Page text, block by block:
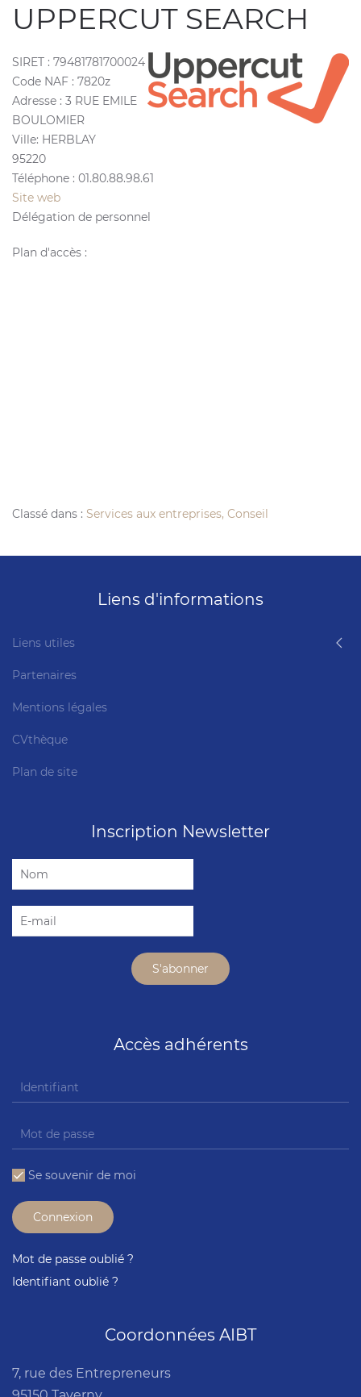
UPPERCUT SEARCH
SIRET : 79481781700024
Code NAF : 7820z
Adresse : 3 RUE EMILE
BOULOMIER
Ville: HERBLAY
95220
Téléphone : 01.80.88.98.61
Site web
Délégation de personnel
Plan d'accès :
Classé dans : Services aux entreprises, Conseil
Liens d'informations
Liens utiles
Partenaires
Mentions légales
CVthèque
Plan de site
Inscription Newsletter
Accès adhérents
Se souvenir de moi
Connexion
Mot de passe oublié ?
Identifiant oublié ?
Coordonnées AIBT
7, rue des Entrepreneurs